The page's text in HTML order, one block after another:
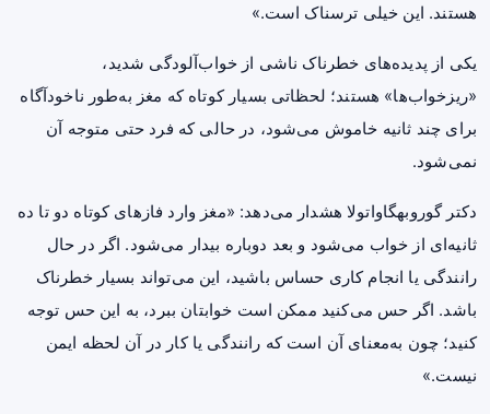
هستند. این خیلی ترسناک است.»
یکی از پدیده‌های خطرناک ناشی از خواب‌آلودگی شدید،
«ریزخواب‌ها» هستند؛ لحظاتی بسیار کوتاه که مغز به‌طور ناخودآگاه
برای چند ثانیه خاموش می‌شود، در حالی که فرد حتی متوجه آن
نمی‌شود.
دکتر گوروبهگاواتولا هشدار می‌دهد: «مغز وارد فازهای کوتاه دو تا ده
ثانیه‌ای از خواب می‌شود و بعد دوباره بیدار می‌شود. اگر در حال
رانندگی یا انجام کاری حساس باشید، این می‌تواند بسیار خطرناک
باشد. اگر حس می‌کنید ممکن است خوابتان ببرد، به این حس توجه
کنید؛ چون به‌معنای آن است که رانندگی یا کار در آن لحظه ایمن
نیست.»